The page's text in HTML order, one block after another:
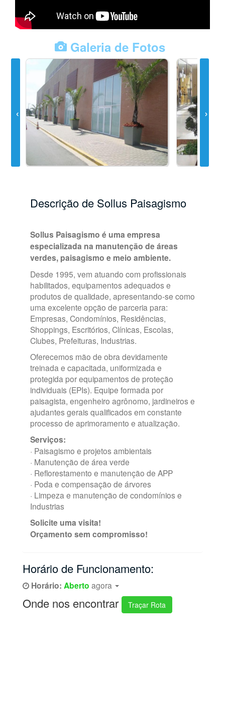
Galeria de Fotos
Descrição de Sollus Paisagismo
Sollus Paisagismo é uma empresa
especializada na manutenção de áreas
verdes, paisagismo e meio ambiente.
Desde 1995, vem atuando com profissionais
habilitados, equipamentos adequados e
produtos de qualidade, apresentando-se como
uma excelente opção de parceria para:
Empresas, Condomínios, Residências,
Shoppings, Escritórios, Clínicas, Escolas,
Clubes, Prefeituras, Industrias.
Oferecemos mão de obra devidamente
treinada e capacitada, uniformizada e
protegida por equipamentos de proteção
individuais (EPIs). Equipe formada por
paisagista, engenheiro agrônomo, jardineiros e
ajudantes gerais qualificados em constante
processo de aprimoramento e atualização.
Serviços:
· Paisagismo e projetos ambientais
· Manutenção de área verde
· Reflorestamento e manutenção de APP
· Poda e compensação de árvores
· Limpeza e manutenção de condomínios e
Industrias
Solicite uma visita!
Orçamento sem compromisso!
Horário de Funcionamento:
Horário: Aberto agora
Onde nos encontrar Traçar Rota